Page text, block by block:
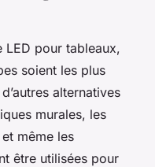
LED pour tableaux,
soient les plus
alternatives
murales, les
même les
être utilisées pour